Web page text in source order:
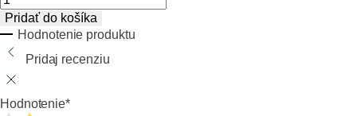
Spojka
150x50
mm
Pridať do košíka
Hodnotenie produktu
Pridaj recenziu
Hodnotenie*